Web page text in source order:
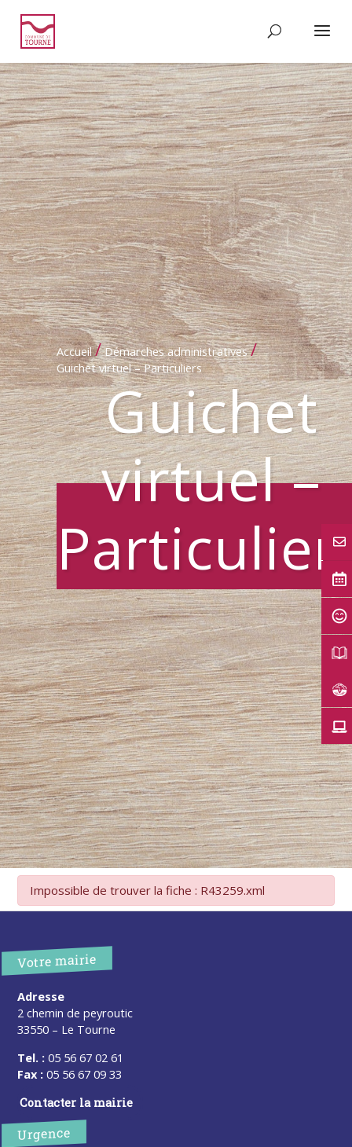
Accueil / Démarches administratives /
Guichet virtuel – Particuliers
Guichet
virtuel –
Impossible de trouver la fiche : R43259.xml
Votre mairie
Adresse
2 chemin de peyroutic
33550 – Le Tourne
Tel. : 05 56 67 02 61
Fax : 05 56 67 09 33
Contacter la mairie
Urgence